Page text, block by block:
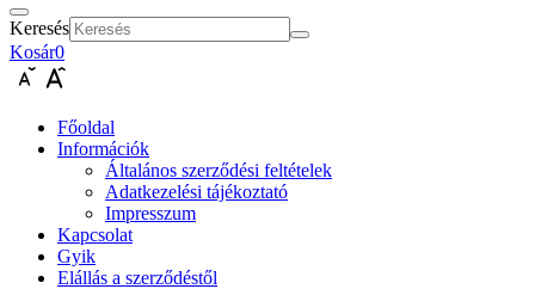
Keresés
Kosár0
Főoldal
Információk
Általános szerződési feltételek
Adatkezelési tájékoztató
Impresszum
Kapcsolat
Gyik
Elállás a szerződéstől